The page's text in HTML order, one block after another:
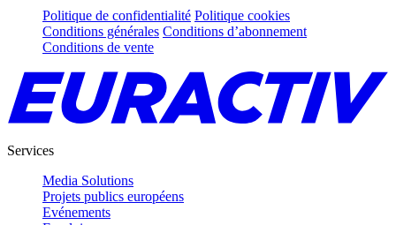
Politique de confidentialité Politique cookies
Conditions générales Conditions d’abonnement
Conditions de vente
Services
Media Solutions
Projets publics européens
Evénements